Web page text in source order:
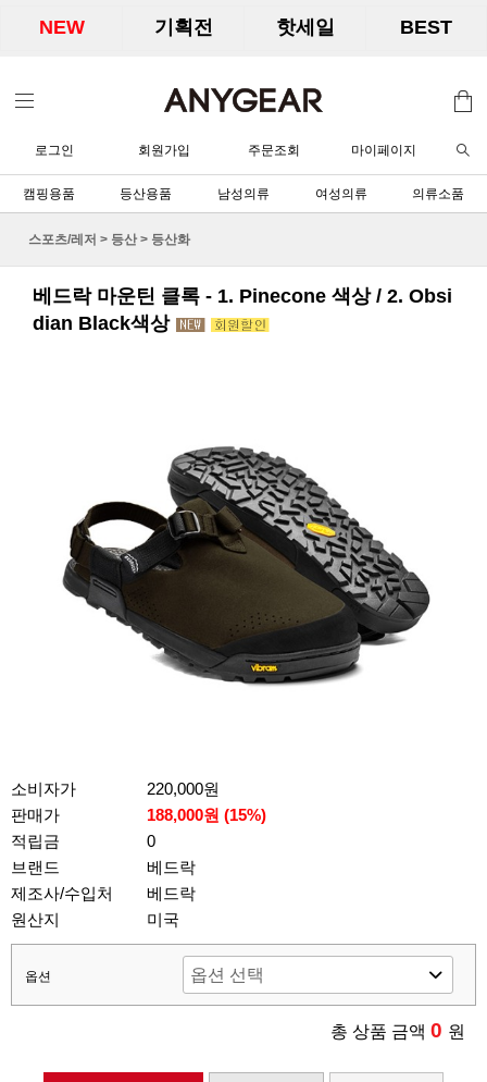
NEW 기획전 핫세일 BEST
로그인 회원가입 주문조회 마이페이지
캠핑용품 등산용품 남성의류 여성의류 의류소품
스포츠/레저 > 등산 > 등산화
베드락 마운틴 클록 - 1. Pinecone 색상 / 2. Obsi
dian Black색상
소비자가
220,000원
판매가
188,000원 (15%)
적립금
0
브랜드
베드락
제조사/수입처
베드락
원산지
미국
옵션
총 상품 금액 0 원